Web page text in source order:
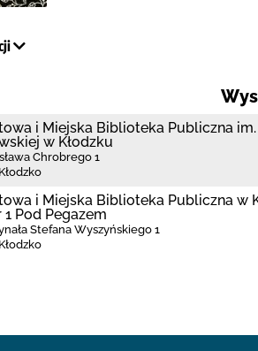
i Miejska Biblioteka Publiczna
w Kłodzku
Chrobrego 1
i Miejska Biblioteka Publiczna w
1 Pod Pegazem
Stefana Wyszyńskiego 1